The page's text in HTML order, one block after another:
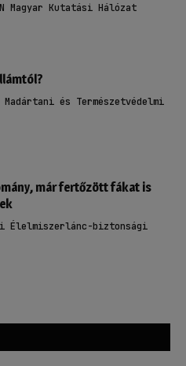
Magyar Kutatási Hálózat
Madártani és Természetvédelmi
már fertőzött fákat is
Élelmiszerlánc-biztonsági